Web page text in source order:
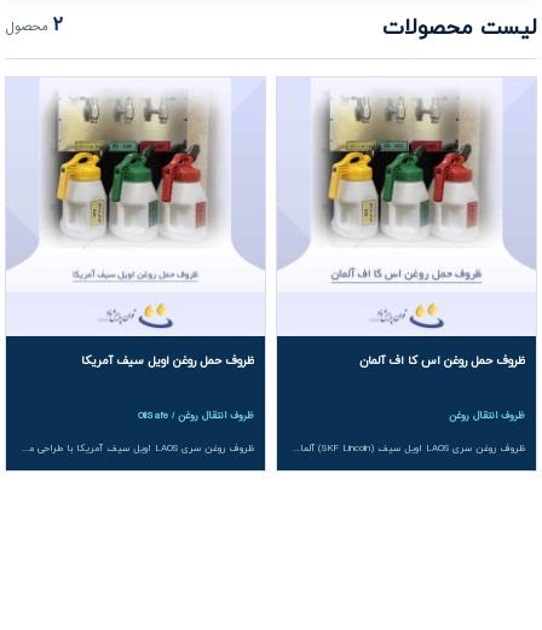
لیست محصولات ۲ محصول
ظروف حمل روغن اس کا اف آلمان
ظروف انتقال روغن
ظروف روغن سری LAOS اویل سیف (SKF Lincoln) آلمان با طراحی مقاوم HDPE، رنگ بندی متنوع و درپوش های ضد نشت، راهکاری ایده آل برای حمل و نگهداری ایمن روغن ها در صنایع مختلف است.
ظروف حمل روغن اویل سیف آمریکا
ظروف انتقال روغن / OilSafe
ظروف روغن سری LAOS اویل سیف آمریکا با طراحی مقاوم HDPE، رنگ بندی متنوع و درپوش های ضد نشت، راهکاری ایده آل برای حمل و نگهداری ایمن روغن ها در صنایع مختلف است.